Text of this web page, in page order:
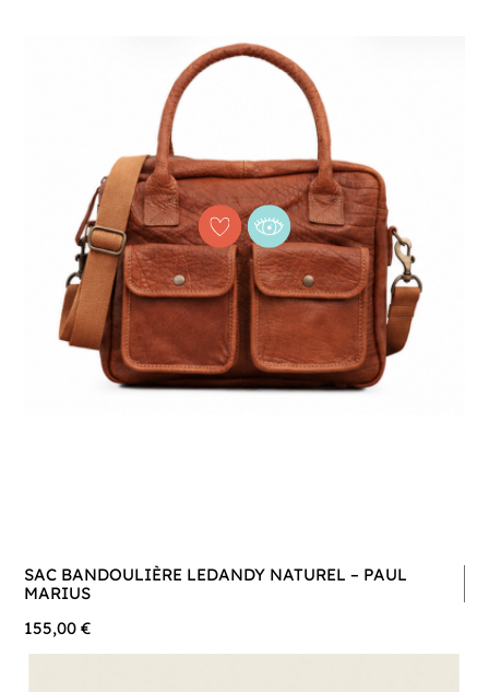
SAC BANDOULIÈRE LEDANDY NATUREL – PAUL
MARIUS
155,00 €